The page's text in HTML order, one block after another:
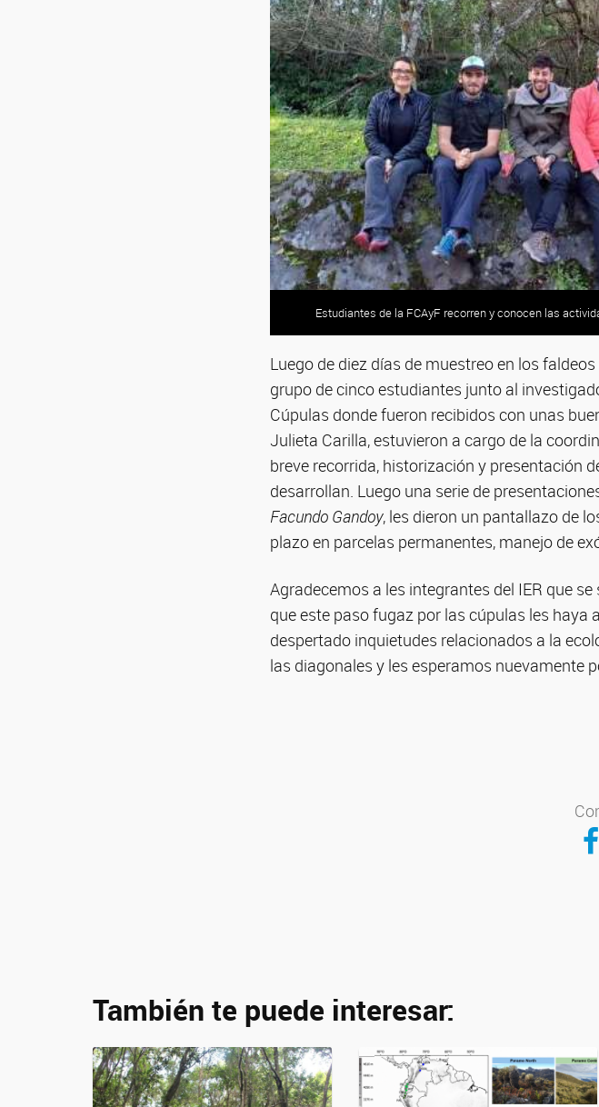
Estudiantes de la FCAyF recorren y conocen las
Estudiantes de la FCAyF recorren y conocen las
Luego de diez días de muestreo en los
grupo de cinco estudiantes junto al
Cúpulas donde fueron recibidos con unas
Julieta Carilla, estuvieron a cargo de la
breve recorrida, historización y presentación
desarrollan. Luego una serie de
Facundo Gandoy, les dieron un pantallazo de
plazo en parcelas permanentes, manejo de
Agradecemos a les integrantes del IER que
que este paso fugaz por las cúpulas les
despertado inquietudes relacionados a la
las diagonales y les esperamos nuevamente
También te puede interesar: